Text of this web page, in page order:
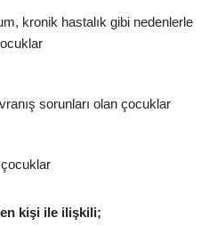
kronik hastalık gibi nedenlerle
sorunları olan çocuklar
kişi ile ilişkili;